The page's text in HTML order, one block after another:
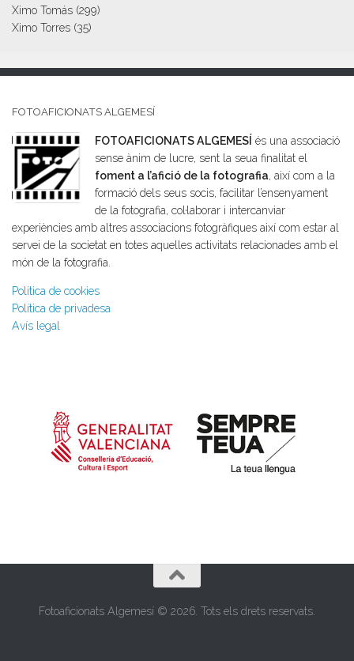
Ximo Tomás (299)
Ximo Torres (35)
FOTOAFICIONATS ALGEMESÍ
FOTOAFICIONATS ALGEMESÍ és una associació
sense ànim de lucre, sent la seua finalitat el
foment a l’afició de la fotografia, així com a la
formació dels seus socis, facilitar l’ensenyament
de la fotografia, col·laborar i intercanviar
experiències amb altres associacions fotogràfiques així com estar al
servei de la societat en totes aquelles activitats relacionades amb el
món de la fotografia.
Política de cookies
Política de privadesa
Avís legal
Fotoaficionats Algemesí © 2026. Tots els drets reservats.